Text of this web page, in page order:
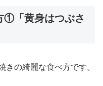
①「黄身はつぶさ
きの綺麗な食べ方です。